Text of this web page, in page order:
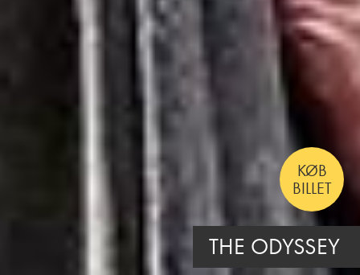
KØB
BILLET
INSIDIOUS: OUT OF THE FURTHER